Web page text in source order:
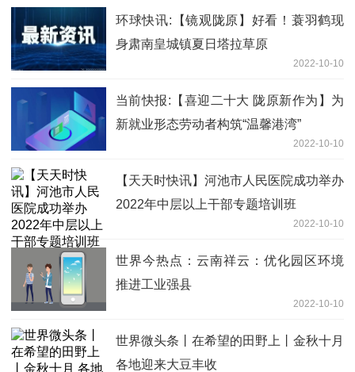
环球快讯:【镜观陇原】好看！蓑羽鹤现
身肃南皇城镇夏日塔拉草原
2022-10-10
当前快报:【喜迎二十大 陇原新作为】为
新就业形态劳动者构筑“温馨港湾”
2022-10-10
【天天时快讯】河池市人民医院成功举办
2022年中层以上干部专题培训班
2022-10-10
世界今热点：云南祥云：优化园区环境
推进工业强县
2022-10-10
世界微头条丨在希望的田野上丨金秋十月
各地迎来大豆丰收